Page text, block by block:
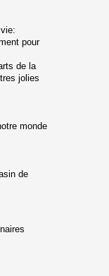
pour
de la
jolies
monde
de